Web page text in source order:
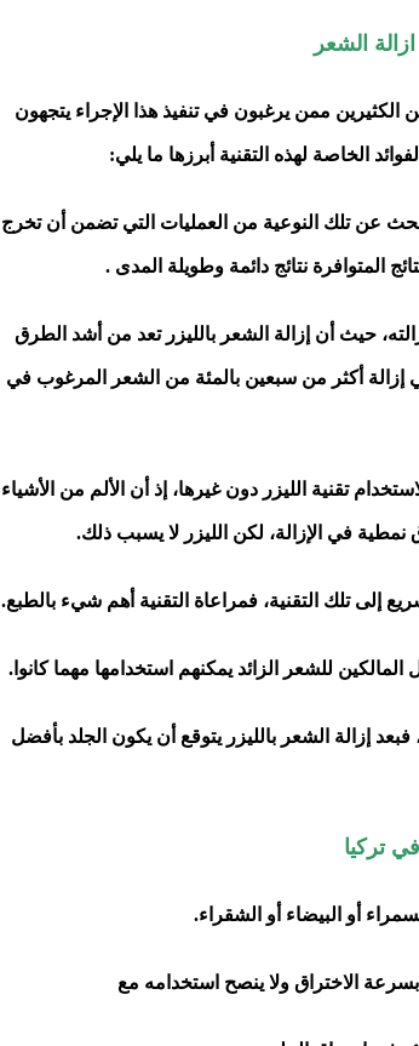
الشعر
الكثيرين ممن يرغبون في تنفيذ هذا الإجراء يتجهون
الخاصة لهذه التقنية أبرزها ما يلي:
عن تلك النوعية من العمليات التي تضمن أن تخرج
المتوافرة نتائج دائمة وطويلة المدى .
حيث أن إزالة الشعر بالليزر تعد من أشد الطرق
إزالة أكثر من سبعين بالمئة من الشعر المرغوب في
تقنية الليزر دون غيرها، إذ أن الألم من الأشياء
في الإزالة، لكن الليزر لا يسبب ذلك.
إلى تلك التقنية، فمراعاة التقنية أهم شيء بالطبع.
للشعر الزائد يمكنهم استخدامها مهما كانوا.
إزالة الشعر بالليزر يتوقع أن يكون الجلد بأفضل
تركيا
أو البيضاء أو الشقراء.
الاختراق ولا ينصح استخدامه مع